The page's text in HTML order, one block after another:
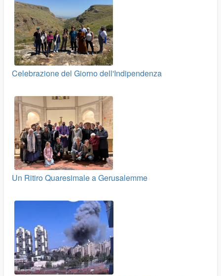
Celebrazione del Giorno dell'Indipendenza
Un Ritiro Quaresimale a Gerusalemme